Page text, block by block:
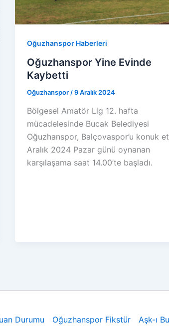
Oğuzhanspor Haberleri
Oğuzhanspor Yine Evinde
Kaybetti
Oğuzhanspor /9 Aralık 2024
Bölgesel Amatör Lig 12. hafta
mücadelesinde Bucak Belediyesi
Oğuzhanspor, Balçovaspor’u konuk
Aralık 2024 Pazar günü oynanan
karşılaşama saat 14.00’te başladı.
Durumu Oğuzhanspor Fikstür Aşk-ı